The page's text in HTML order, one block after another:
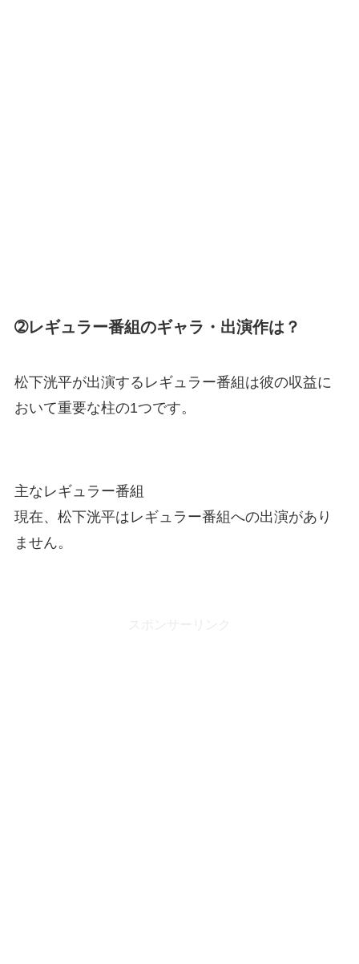
➁レギュラー番組のギャラ・出演作は？
松下洸平が出演するレギュラー番組は彼の収益に
おいて重要な柱の1つです。
主なレギュラー番組
現在、松下洸平はレギュラー番組への出演があり
ません。